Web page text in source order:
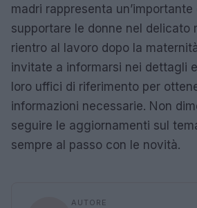
madri rappresenta
supportare le donne nel delicato
rientro al lavoro dopo la
invitate a informarsi nei dettagli
loro uffici di riferimento per
informazioni necessarie. Non
seguire le aggiornamenti sul
sempre al passo con le novità.
AUTORE